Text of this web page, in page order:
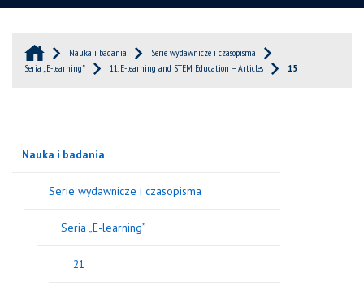
Nauka i badania
Serie wydawnicze i czasopisma
Seria „E-learning”
11. E-learning and STEM Education – Articles 15
Nauka i badania
Serie wydawnicze i czasopisma
Seria „E-learning”
21